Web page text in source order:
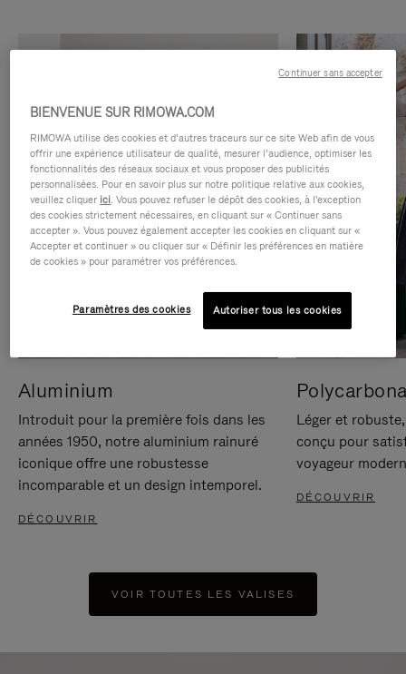
Aluminium
Introduit pour la première fois dans les
années 1950, notre aluminium rainuré
iconique offre une robustesse
incomparable et un design intemporel.
DÉCOUVRIR
Léger et
conçu pour
voyageur
DÉCOUVRIR
VOIR TOUTES LES VALISES
BIENVENUE SUR RIMOWA.COM
RIMOWA utilise des cookies et d’autres traceurs sur ce site Web afin de vous
offrir une expérience utilisateur de qualité, mesurer l’audience, optimiser les
fonctionnalités des réseaux sociaux et vous proposer des publicités
personnalisées. Pour en savoir plus sur notre politique relative aux cookies,
veuillez cliquer ici. Vous pouvez refuser le dépôt des cookies, à l'exception
des cookies strictement nécessaires, en cliquant sur « Continuer sans
accepter ». Vous pouvez également accepter les cookies en cliquant sur «
Accepter et continuer » ou cliquer sur « Définir les préférences en matière
de cookies » pour paramétrer vos préférences.
Paramètres des cookies Autoriser tous les cookies
Continuer sans accepter